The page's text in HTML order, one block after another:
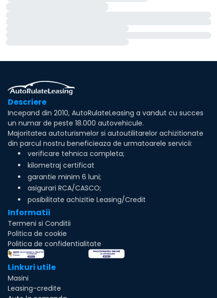
Descriere
Incepand din 2010, AutoRulateLeasing a vandut cu succes
un numar de peste 18.000 autovehicule.
Majoritatea autoturismelor si autoutilitarelor achizitionate
din parcul nostru beneficieaza de urmatoarele servicii:
verificare tehnica completa;
kilometraj certificat
garantie minim 6 luni;
asigurari RCA/CASCO;
posibilitate achizitie Leasing/Credit
Informatii
Termeni si Conditii
Politica de cookie
Politica de confidentialitate
Linkuri utile
Masini
Leasing-credite